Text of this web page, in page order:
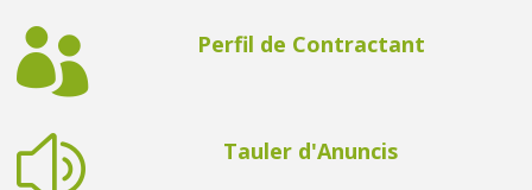
 Perfil de Contractant
z Tauler d'Anuncis